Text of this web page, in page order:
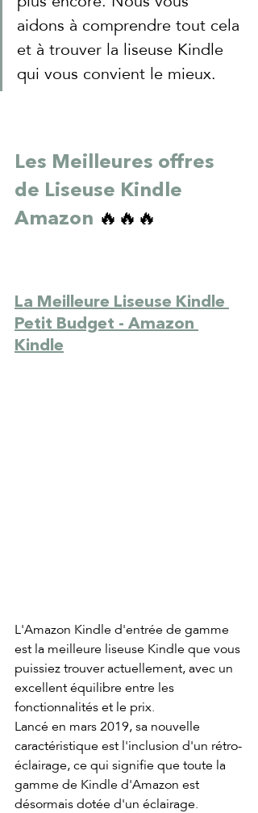
aidons à comprendre tout cela
et à trouver la liseuse Kindle
qui vous convient le mieux.
Les Meilleures offres
de Liseuse Kindle
Amazon 🔥🔥🔥
La Meilleure Liseuse Kindle
Petit Budget - Amazon
Kindle
L'Amazon Kindle d'entrée de gamme
est la meilleure liseuse Kindle que vous
puissiez trouver actuellement, avec un
excellent équilibre entre les
fonctionnalités et le prix.
Lancé en mars 2019, sa nouvelle
caractéristique est l'inclusion d'un rétro-
éclairage, ce qui signifie que toute la
gamme de Kindle d'Amazon est
désormais dotée d'un éclairage.